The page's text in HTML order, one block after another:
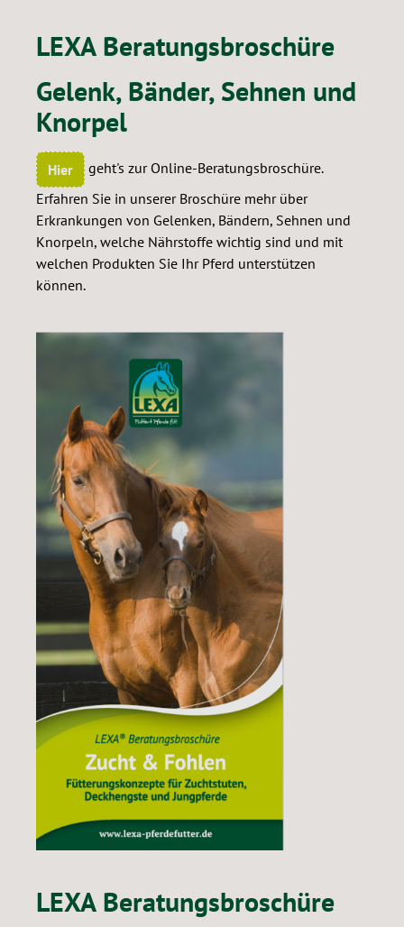
LEXA Beratungsbroschüre
Gelenk, Bänder, Sehnen und
Knorpel
Hier
geht's zur Online-Beratungsbroschüre.
Erfahren Sie in unserer Broschüre mehr über
Erkrankungen von Gelenken, Bändern, Sehnen und
Knorpeln, welche Nährstoffe wichtig sind und mit
welchen Produkten Sie Ihr Pferd unterstützen
können.
LEXA Beratungsbroschüre